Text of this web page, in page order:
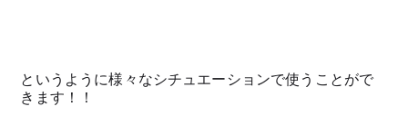
というように様々なシチュエーションで使うことがで
きます！！